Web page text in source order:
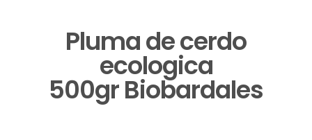
Pluma de cerdo
ecologica
500gr Biobardales